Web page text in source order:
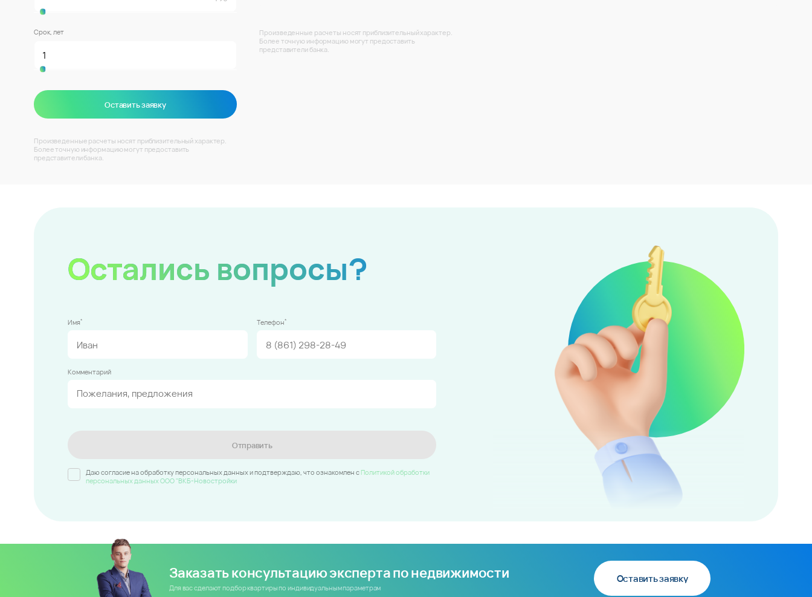
Срок, лет
Оставить заявку
Произведенные расчеты носят приблизительный характер.
Более точную информацию могут предоставить
представители банка.
Произведенные расчеты носят приблизительный характер.
Более точную информацию могут предоставить
представители банка.
Остались вопросы?
Имя* Телефон*
Комментарий
Отправить
Даю согласие на обработку персональных данных и подтверждаю, что ознакомлен c Политикой обработки
персональных данных ООО "ВКБ-Новостройки
Заказать консультацию эксперта по недвижимости
Для вас сделают подбор квартиры по индивидуальным параметрам
Оставить заявку